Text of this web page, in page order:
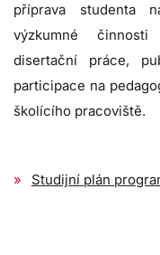
příprava studenta
výzkumné
disertační práce,
participace na
školícího pracoviště.
Studijní plán